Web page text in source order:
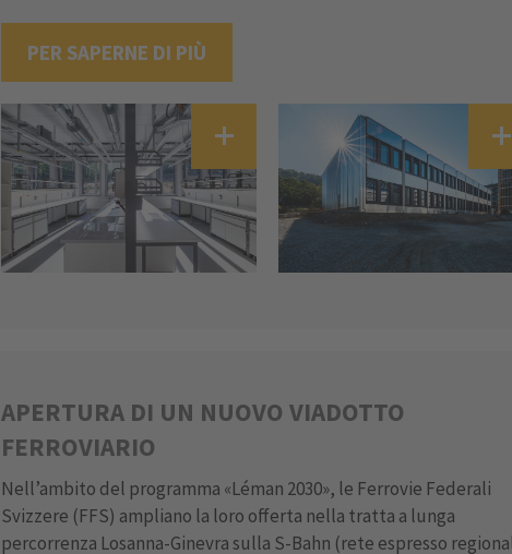
PER SAPERNE DI PIÙ
APERTURA DI UN NUOVO VIADOTTO
FERROVIARIO
Nell’ambito del programma «Léman 2030», le Ferrovie Federali
Svizzere (FFS) ampliano la loro offerta nella tratta a lunga
percorrenza Losanna-Ginevra sulla S-Bahn (rete espresso